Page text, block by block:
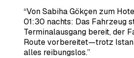
“Von Sabiha Gökçen zum
01:30 nachts: Das Fahrzeug
Terminalausgang bereit, der
Route vorbereitet—trotz
alles reibungslos.”